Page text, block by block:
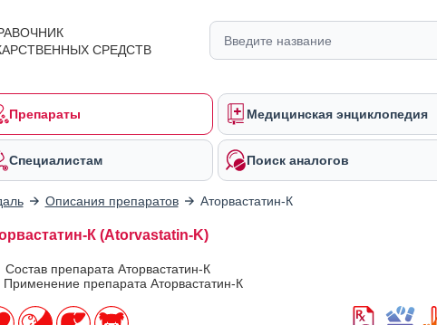
СРЕДСТВ
Препараты Медицинская энциклопедия
Специалистам Поиск аналогов
Описания препаратов Аторвастатин-К
К (Atorvastatin-K)
Состав препарата Аторвастатин-К
Применение препарата Аторвастатин-К